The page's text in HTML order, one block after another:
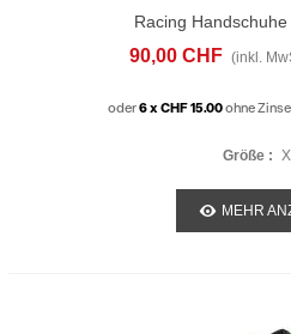
Racing
Schwarz
90,00 CHF (inkl.
oder6 x CHF 15.00ohne
Größe :
MEHR